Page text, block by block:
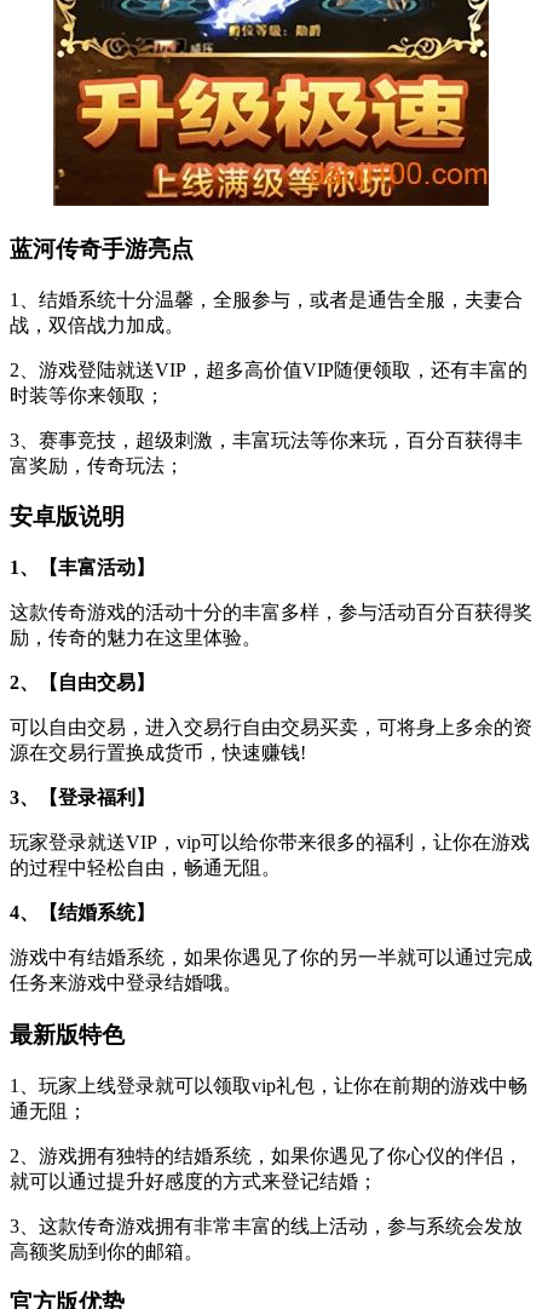
蓝河传奇手游亮点
1、结婚系统十分温馨，全服参与，或者是通告全服，夫妻合
战，双倍战力加成。
2、游戏登陆就送VIP，超多高价值VIP随便领取，还有丰富的
时装等你来领取；
3、赛事竞技，超级刺激，丰富玩法等你来玩，百分百获得丰
富奖励，传奇玩法；
安卓版说明
1、【丰富活动】
这款传奇游戏的活动十分的丰富多样，参与活动百分百获得奖
励，传奇的魅力在这里体验。
2、【自由交易】
可以自由交易，进入交易行自由交易买卖，可将身上多余的资
源在交易行置换成货币，快速赚钱!
3、【登录福利】
玩家登录就送VIP，vip可以给你带来很多的福利，让你在游戏
的过程中轻松自由，畅通无阻。
4、【结婚系统】
游戏中有结婚系统，如果你遇见了你的另一半就可以通过完成
任务来游戏中登录结婚哦。
最新版特色
1、玩家上线登录就可以领取vip礼包，让你在前期的游戏中畅
通无阻；
2、游戏拥有独特的结婚系统，如果你遇见了你心仪的伴侣，
就可以通过提升好感度的方式来登记结婚；
3、这款传奇游戏拥有非常丰富的线上活动，参与系统会发放
高额奖励到你的邮箱。
官方版优势